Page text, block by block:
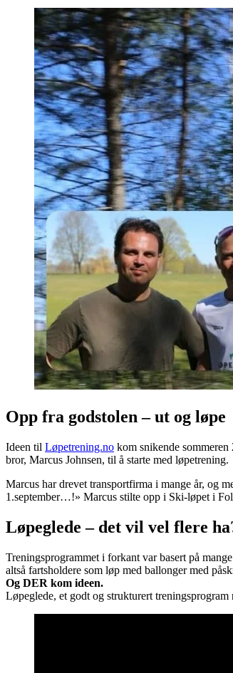
Opp fra godstolen – ut og løpe
Ideen til Løpetrening.no kom snikende
bror, Marcus Johnsen, til å starte med løpetrening.
Marcus har drevet transportfirma i mange år, og
1.september…!» Marcus stilte opp i Ski-løpet i
Løpeglede – det vil vel flere
Treningsprogrammet i forkant var basert på
altså fartsholdere som løp med ballonger med
Og DER kom ideen.
Løpeglede, et godt og strukturert